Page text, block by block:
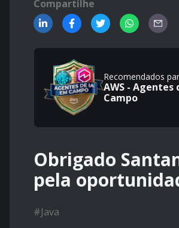
Compartilhe
Recomendados
AWS - Agentes
Campo
Obrigado
pela
#Java